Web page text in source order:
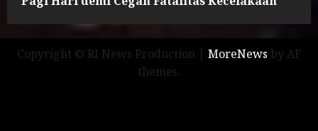
Copyright © RI News Production | MoreNews by AF
themes.